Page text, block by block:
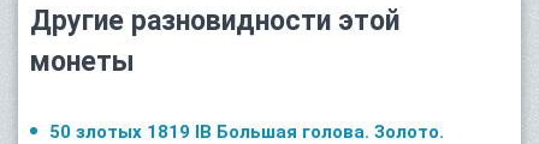
Другие разновидности этой
монеты
50 злотых 1819 IB Большая голова. Золото.